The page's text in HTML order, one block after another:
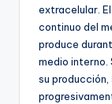
extracelular.
continuo del
produce
medio interno.
su